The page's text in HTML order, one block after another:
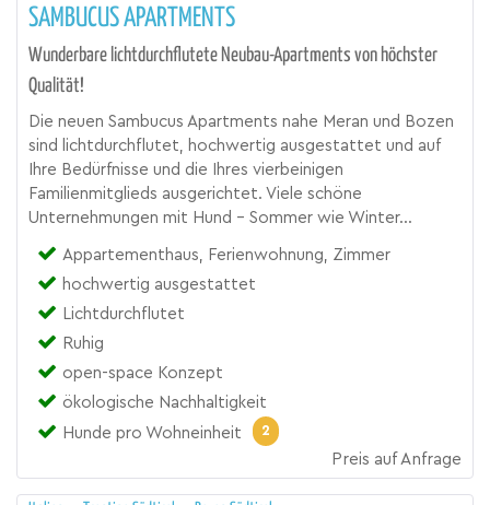
SAMBUCUS APARTMENTS
Wunderbare lichtdurchflutete Neubau-Apartments von höchster
Qualität!
Die neuen Sambucus Apartments nahe Meran und Bozen
sind lichtdurchflutet, hochwertig ausgestattet und auf
Ihre Bedürfnisse und die Ihres vierbeinigen
Familienmitglieds ausgerichtet. Viele schöne
Unternehmungen mit Hund - Sommer wie Winter...
Appartementhaus, Ferienwohnung, Zimmer
hochwertig ausgestattet
Lichtdurchflutet
Ruhig
open-space Konzept
ökologische Nachhaltigkeit
Hunde pro Wohneinheit
2
Preis auf Anfrage